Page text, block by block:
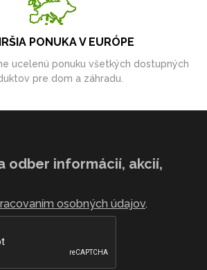
PONUKA V EURÓPE
ucelenú ponuku všetkých dostupných
pre dom a záhradu.
odber informácií, akcií,
osobných údajov.